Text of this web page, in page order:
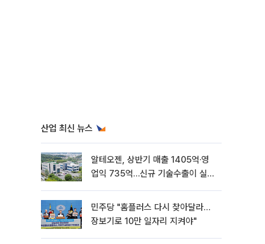
산업 최신 뉴스
알테오젠, 상반기 매출 1405억·영
업익 735억…신규 기술수출이 실적
민주당 "홈플러스 다시 찾아달라…
장보기로 10만 일자리 지켜야"